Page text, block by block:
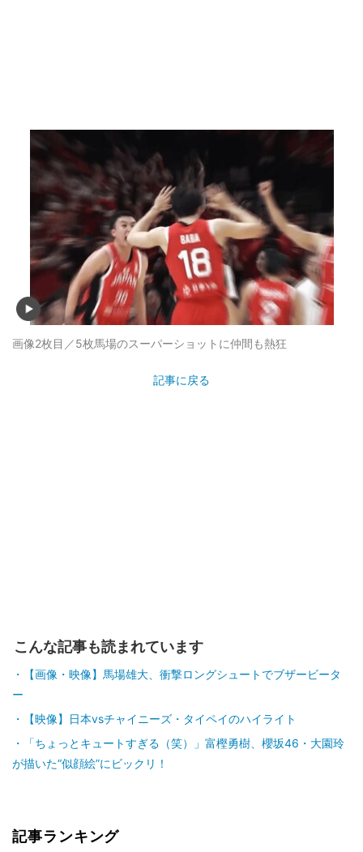
画像2枚目／5枚馬場のスーパーショットに仲間も熱狂
記事に戻る
こんな記事も読まれています
【画像・映像】馬場雄大、衝撃ロングシュートでブザービータ
ー
【映像】日本vsチャイニーズ・タイペイのハイライト
「ちょっとキュートすぎる（笑）」富樫勇樹、櫻坂46・大園玲
が描いた“似顔絵”にビックリ！
記事ランキング